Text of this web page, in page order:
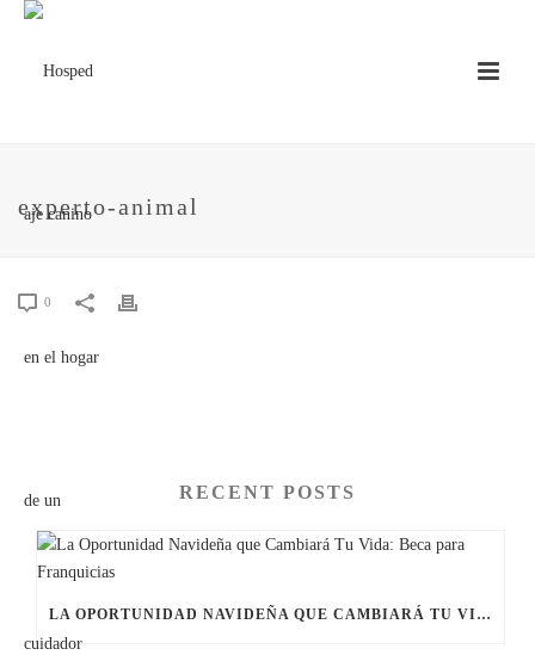
experto-animal
0
RECENT POSTS
LA OPORTUNIDAD NAVIDEÑA QUE CAMBIARÁ TU VIDA: BECA PARA FRANQUICIAS